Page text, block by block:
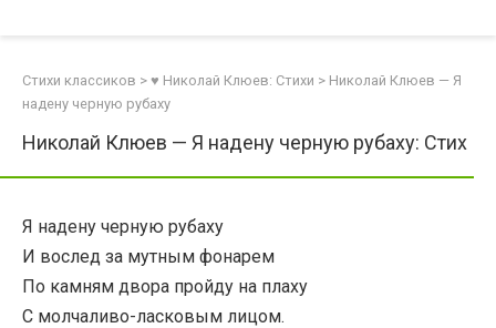
Стихи классиков > ♥ Николай Клюев: Стихи > Николай Клюев — Я
надену черную рубаху
Николай Клюев — Я надену черную рубаху: Стих
Я надену черную рубаху
И вослед за мутным фонарем
По камням двора пройду на плаху
С молчаливо-ласковым лицом.